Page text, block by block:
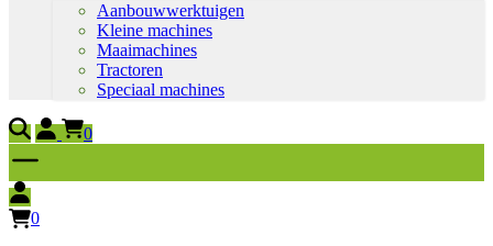
Aanbouwwerktuigen
Kleine machines
Maaimachines
Tractoren
Speciaal machines
0
0